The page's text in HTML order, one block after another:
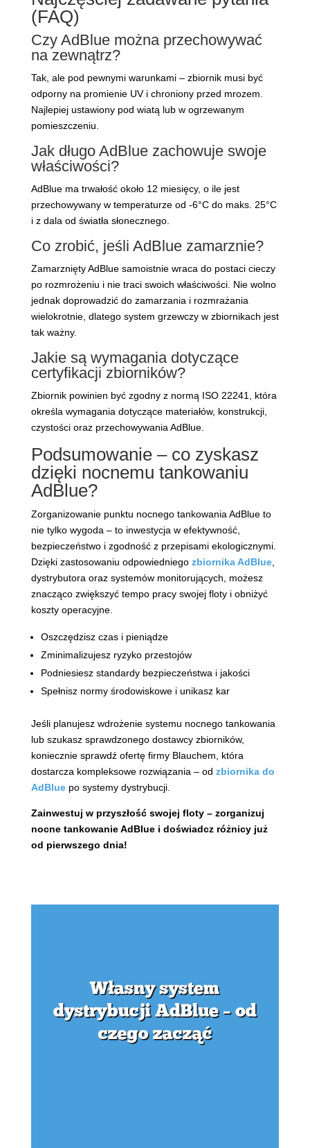
(FAQ)
Czy AdBlue można przechowywać
na zewnątrz?
Tak, ale pod pewnymi warunkami – zbiornik musi być
odporny na promienie UV i chroniony przed mrozem.
Najlepiej ustawiony pod wiatą lub w ogrzewanym
pomieszczeniu.
Jak długo AdBlue zachowuje swoje
właściwości?
AdBlue ma trwałość około 12 miesięcy, o ile jest
przechowywany w temperaturze od -6°C do maks. 25°C
i z dala od światła słonecznego.
Co zrobić, jeśli AdBlue zamarznie?
Zamarznięty AdBlue samoistnie wraca do postaci cieczy
po rozmrożeniu i nie traci swoich właściwości. Nie wolno
jednak doprowadzić do zamarzania i rozmrażania
wielokrotnie, dlatego system grzewczy w zbiornikach jest
tak ważny.
Jakie są wymagania dotyczące
certyfikacji zbiorników?
Zbiornik powinien być zgodny z normą ISO 22241, która
określa wymagania dotyczące materiałów, konstrukcji,
czystości oraz przechowywania AdBlue.
Podsumowanie – co zyskasz
dzięki nocnemu tankowaniu
AdBlue?
Zorganizowanie punktu nocnego tankowania AdBlue to
nie tylko wygoda – to inwestycja w efektywność,
bezpieczeństwo i zgodność z przepisami ekologicznymi.
Dzięki zastosowaniu odpowiedniego zbiornika AdBlue,
dystrybutora oraz systemów monitorujących, możesz
znacząco zwiększyć tempo pracy swojej floty i obniżyć
koszty operacyjne.
Oszczędzisz czas i pieniądze
Zminimalizujesz ryzyko przestojów
Podniesiesz standardy bezpieczeństwa i jakości
Spełnisz normy środowiskowe i unikasz kar
Jeśli planujesz wdrożenie systemu nocnego tankowania
lub szukasz sprawdzonego dostawcy zbiorników,
koniecznie sprawdź ofertę firmy Blauchem, która
dostarcza kompleksowe rozwiązania – od zbiornika do
AdBluepo systemy dystrybucji.
Zainwestuj w przyszłość swojej floty – zorganizuj
nocne tankowanie AdBlue i doświadcz różnicy już
od pierwszego dnia!